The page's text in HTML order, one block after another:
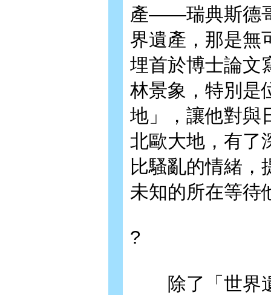
產——瑞典斯德
界遺產，那是無
埋首於博士論文
林景象，特別
地」，讓他對與
北歐大地，有了
比騷亂的情緒，
未知的所在等待
?
除了「世界遺